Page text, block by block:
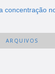
concentração
ARQUIVOS